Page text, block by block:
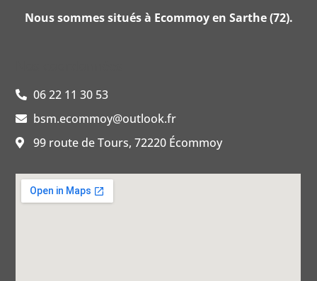
Nous sommes situés à Ecommoy en Sarthe (72).
06 22 11 30 53
bsm.ecommoy@outlook.fr
99 route de Tours, 72220 Écommoy